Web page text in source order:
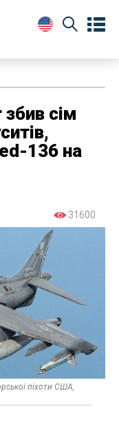
сім
136 на
31600
піхоти США,